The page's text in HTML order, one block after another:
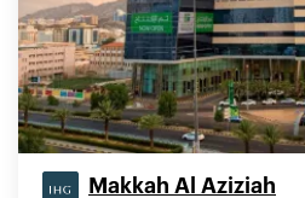
Makkah Al Aziziah